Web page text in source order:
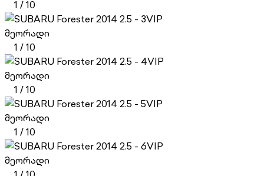
1 /10
VIP
მეორადი
1 /10
VIP
მეორადი
1 /10
VIP
მეორადი
1 /10
VIP
მეორადი